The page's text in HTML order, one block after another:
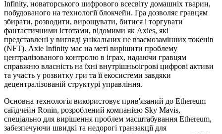
Infinity, новаторського цифрового всесвіту домашніх тварин,
побудованого на технології блокчейн. Гра дозволяє гравцям
збирати, розводити, вирощувати, битися і торгувати
фантастичними істотами, відомими як Axies, які
представлені у вигляді унікальних не взаємозамінних токенів
(NFT). Axie Infinity має на меті вирішити проблему
централізованого контролю в іграх, надаючи гравцям
справжню власність на їхні внутрішньоігрові цифрові активи
та участь у розвитку гри та її екосистеми завдяки
децентралізованій структурі управління.
Основна технологія використовує прив'язаний до Ethereum
сайдчейн Ronin, розроблений компанією Sky Mavis,
спеціально для вирішення проблем масштабування Ethereum,
забезпечуючи швидкі та недорогі транзакції для